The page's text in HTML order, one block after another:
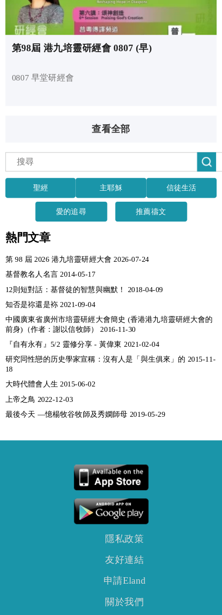
第98屆 港九培靈研經會 0807 (早)
0807 早堂研經會
查看全部
聖經 主耶穌 信徒生活
愛的追尋 推薦禱文
熱門文章
第 98 屆 2026 港九培靈研經大會 2026-07-24
基督教名人名言 2014-05-17
12則短對話：基督徒的智慧與幽默！ 2018-04-09
知否是祢還是袮 2021-09-04
中國廣東省廣州市培靈研經大會簡史 (香港港九培靈研經大會的
前身)（作者：謝以信牧師） 2016-11-30
『自有永有』5/2 靈修分享 - 黃偉東 2021-02-04
研究同性戀的历史學家宣稱：沒有人是「與生俱來」的 2015-11-
18
大時代體會人生 2015-06-02
上帝之鳥 2022-12-03
最後今天 —憶楊牧谷牧師及秀嫻師母 2019-05-29
隱私政策
友好連結
申請Eland
關於我們